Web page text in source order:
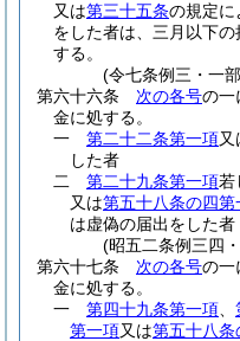
又は第三十五条の規定に
をした者は、三月以下
する。
(令七条例三・一
第六十六条
次の各号の一
金に処する。
一
第二十二条第一項又
した者
二
第二十九条第一項若
又は第五十八条の四第
は虚偽の届出をした者
(昭五二条例三四
第六十七条
次の各号の一
金に処する。
一
第四十九条第一項
第一項又は第五十八条